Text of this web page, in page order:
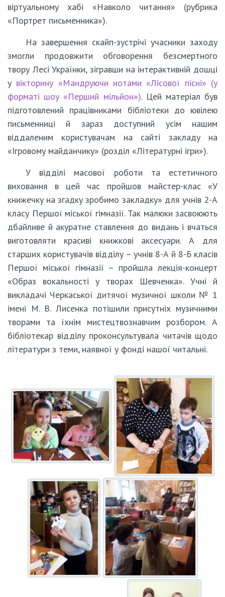
віртуальному хабі «Навколо читання» (рубрика
«Портрет письменника»).
На завершення скайп-зустрічі учасники заходу
змогли продовжити обговорення безсмертного
твору Лесі Українки, зігравши на інтерактивній дошці
у вікторину «Мандруючи нотами «Лісової пісні» (у
форматі шоу «Перший мільйон»). Цей матеріал був
підготовлений працівниками бібліотеки до ювілею
письменниці й зараз доступний усім нашим
віддаленим користувачам на сайті закладу на
«Ігровому майданчику» (розділ «Літературні ігри»).
У відділі масової роботи та естетичного
виховання в цей час пройшов майстер-клас «У
книжечку на згадку зробимо закладку» для учнів 2-А
класу Першої міської гімназії. Так малюки засвоюють
дбайливе й акуратне ставлення до видань і вчаться
виготовляти красиві книжкові аксесуари. А для
старших користувачів відділу – учнів 8-А й 8-Б класів
Першої міської гімназії – пройшла лекція-концерт
«Образ вокальності у творах Шевченка». Учні й
викладачі Черкаської дитячої музичної школи № 1
імені М. В. Лисенка потішили присутніх музичними
творами та їхнім мистецтвознавчим розбором. А
бібліотекар відділу проконсультувала читачів щодо
літератури з теми, наявної у фонді нашої читальні.